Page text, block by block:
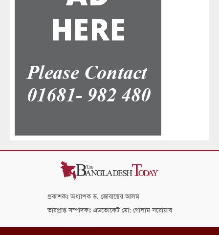
প্রকাশকঃ অধ্যাপক ড. জোবায়ের আলম
ভারপ্রাপ্ত সম্পাদকঃ এডভোকেট মো: গোলাম সরোয়ার